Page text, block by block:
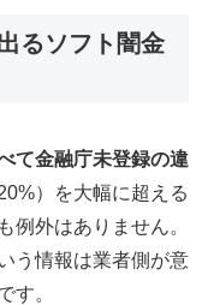
るソフト闇金
て金融庁未登録の違
）を大幅に超える
例外はありません。
う情報は業者側が意
す。